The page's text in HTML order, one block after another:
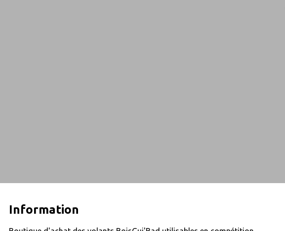
Information